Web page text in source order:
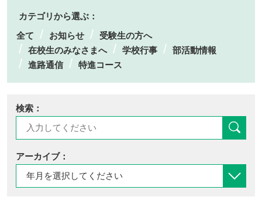
カテゴリから選ぶ：
全て
お知らせ
受験生の方へ
在校生のみなさまへ
学校行事
部活動情報
進路通信
特進コース
検索：
アーカイブ：